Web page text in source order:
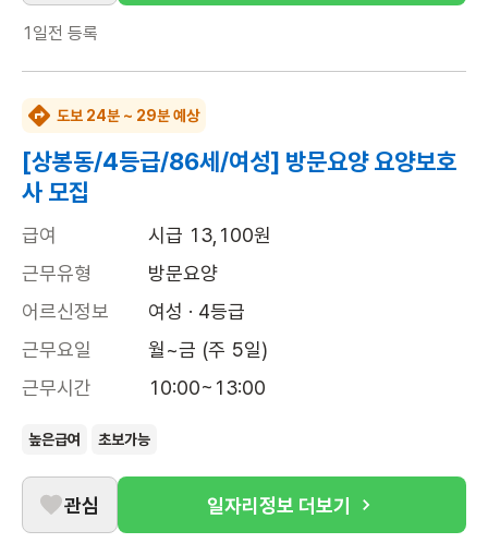
1일전 등록
도보 24분 ~ 29분 예상
[상봉동/4등급/86세/여성] 방문요양 요양보호
사 모집
급여
시급 13,100원
근무유형
방문요양
어르신정보
여성 · 4등급
근무요일
월~금 (주 5일)
근무시간
10:00~13:00
높은급여 초보가능
관심 일자리정보 더보기